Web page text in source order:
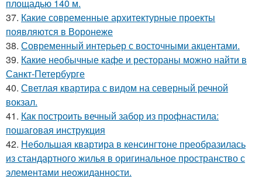
площадью 140 м.
37. Какие современные архитектурные проекты
появляются в Воронеже
38. Современный интерьер с восточными акцентами.
39. Какие необычные кафе и рестораны можно найти в
Санкт-Петербурге
40. Светлая квартира с видом на северный речной
вокзал.
41. Как построить вечный забор из профнастила:
пошаговая инструкция
42. Небольшая квартира в кенсингтоне преобразилась
из стандартного жилья в оригинальное пространство с
элементами неожиданности.